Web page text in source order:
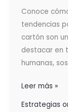
Conoce
tendencias
cartón son
destacar en
humanas,
Leer más »
Estrategias